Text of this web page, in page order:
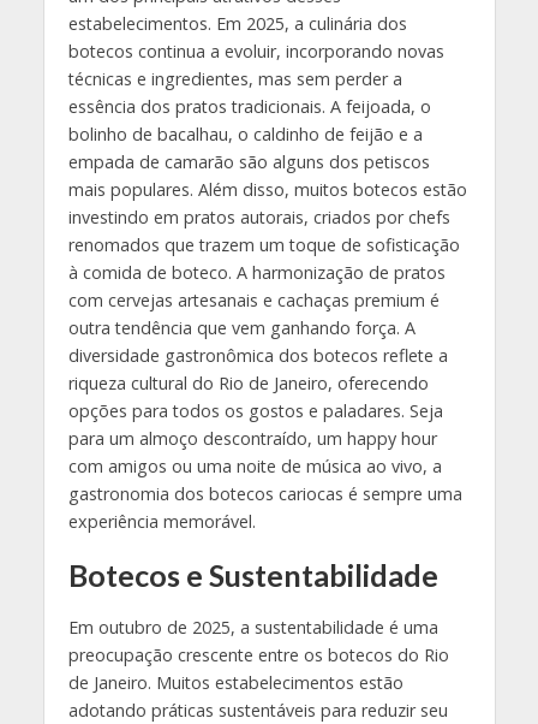
estabelecimentos. Em 2025, a culinária dos
botecos continua a evoluir, incorporando novas
técnicas e ingredientes, mas sem perder a
essência dos pratos tradicionais. A feijoada, o
bolinho de bacalhau, o caldinho de feijão e a
empada de camarão são alguns dos petiscos
mais populares. Além disso, muitos botecos estão
investindo em pratos autorais, criados por chefs
renomados que trazem um toque de sofisticação
à comida de boteco. A harmonização de pratos
com cervejas artesanais e cachaças premium é
outra tendência que vem ganhando força. A
diversidade gastronômica dos botecos reflete a
riqueza cultural do Rio de Janeiro, oferecendo
opções para todos os gostos e paladares. Seja
para um almoço descontraído, um happy hour
com amigos ou uma noite de música ao vivo, a
gastronomia dos botecos cariocas é sempre uma
experiência memorável.
Botecos e Sustentabilidade
Em outubro de 2025, a sustentabilidade é uma
preocupação crescente entre os botecos do Rio
de Janeiro. Muitos estabelecimentos estão
adotando práticas sustentáveis para reduzir seu